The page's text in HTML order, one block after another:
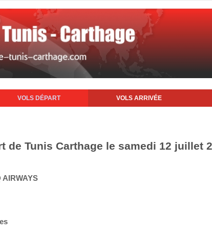
VOLS DÉPART VOLS ARRIVÉE
de Tunis Carthage le samedi 12 juillet